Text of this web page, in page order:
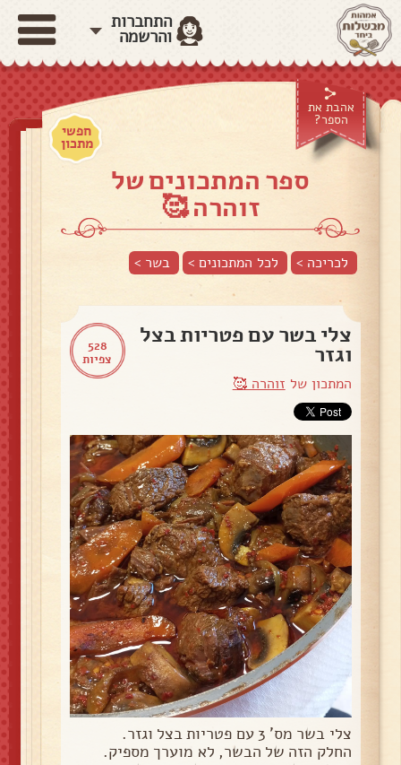
התחברות
והרשמה
אהבת את
הספר?
חפשי
מתכון
ספר המתכונים של
זוהרה 🥰
לכריכה > לכל המתכונים > בשר >
528
צפיות
צלי בשר עם פטריות בצל
וגזר
המתכון של זוהרה 🥰
צלי בשר מס' 3 עם פטריות בצל וגזר.
החלק הזה של הבשר, לא מוערך מספיק.